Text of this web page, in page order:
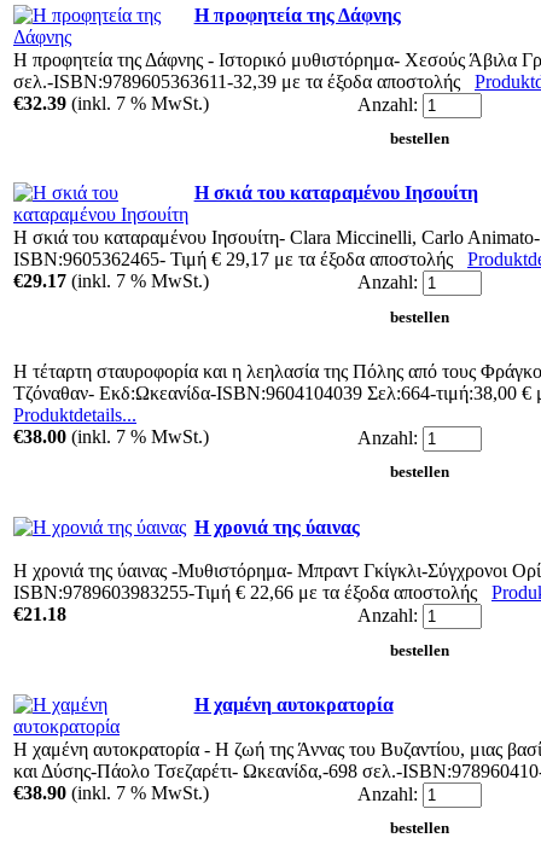
Η προφητεία της Δάφνης
Η προφητεία της Δάφνης - Ιστορικό μυθιστόρημα- Χεσούς Άβιλα
σελ.-ISBN:9789605363611-32,39 με τα έξοδα αποστολής
€32.39 (inkl. 7 % MwSt.) Anzahl:
Η σκιά του καταραμένου Ιησουίτη
Η σκιά του καταραμένου Ιησουίτη- Clara Miccinelli, Carlo
ISBN:9605362465- Τιμή € 29,17 με τα έξοδα αποστολής
€29.17 (inkl. 7 % MwSt.) Anzahl:
Η τέταρτη σταυροφορία και η λεηλασία της Πόλης από τους
Τζόναθαν- Εκδ:Ωκεανίδα-ISBN:9604104039 Σελ:664-τιμή:38,00 €
Produktdetails...
€38.00 (inkl. 7 % MwSt.) Anzahl:
Η χρονιά της ύαινας
Η χρονιά της ύαινας -Μυθιστόρημα- Μπραντ Γκίγκλι-Σύγχρονοι
ISBN:9789603983255-Τιμή € 22,66 με τα έξοδα αποστολής
€21.18
Anzahl:
Η χαμένη αυτοκρατορία
Η χαμένη αυτοκρατορία - Η ζωή της Άννας του Βυζαντίου, μιας
και Δύσης-Πάολο Τσεζαρέτι- Ωκεανίδα,-698 σελ.-
€38.90 (inkl. 7 % MwSt.) Anzahl: